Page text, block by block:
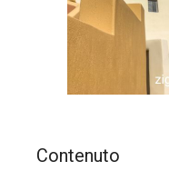
Contenuto